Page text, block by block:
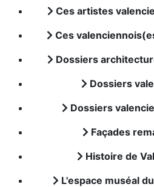
Ces artistes
Ces
Dossiers
Dossiers
Dossiers
Façades
Histoire de
L'espace muséal